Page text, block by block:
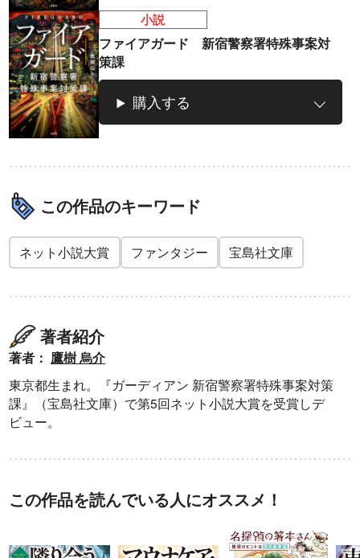
小説
ファイアガード 新宿警察署特殊事案対
策課
購入する
この作品のキーワード
ネット小説大賞 ファンタジー 宝島社文庫
著者紹介
著者： 鷹樹 烏介
東京都生まれ。『ガーディアン 新宿警察署特殊事案対策
課』（宝島社文庫）で第5回ネット小説大賞を受賞しデ
ビュー。
この作品を読んでいる人にオススメ！